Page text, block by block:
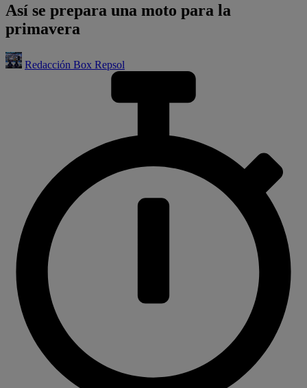
Así se prepara una moto para la
primavera
Redacción Box Repsol